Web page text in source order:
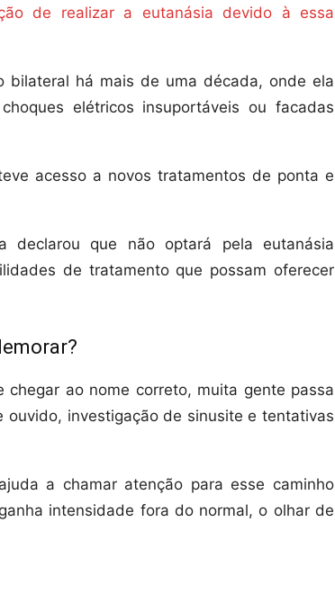
de realizar a eutanásia devido à essa
bilateral há mais de uma década, onde ela
elétricos insuportáveis ou facadas
acesso a novos tratamentos de ponta e
declarou que não optará pela eutanásia
de tratamento que possam oferecer
ao nome correto, muita gente passa
investigação de sinusite e tentativas
a chamar atenção para esse caminho
intensidade fora do normal, o olhar de